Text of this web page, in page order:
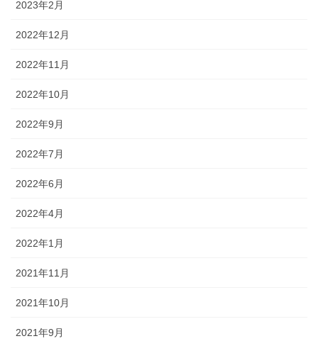
2023年2月
2022年12月
2022年11月
2022年10月
2022年9月
2022年7月
2022年6月
2022年4月
2022年1月
2021年11月
2021年10月
2021年9月